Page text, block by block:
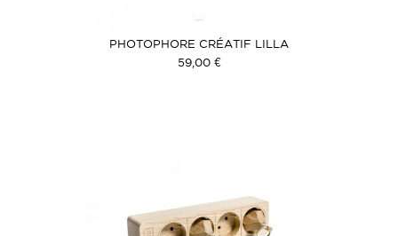
PHOTOPHORE CRÉATIF LILLA
59,00 €